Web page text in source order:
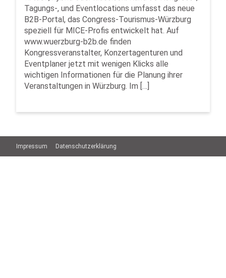
Tagungs-, und Eventlocations umfasst das neue
B2B-Portal, das Congress-Tourismus-Würzburg
speziell für MICE-Profis entwickelt hat. Auf
www.wuerzburg-b2b.de finden
Kongressveranstalter, Konzertagenturen und
Eventplaner jetzt mit wenigen Klicks alle
wichtigen Informationen für die Planung ihrer
Veranstaltungen in Würzburg. Im […]
Impressum Datenschutzerklärung